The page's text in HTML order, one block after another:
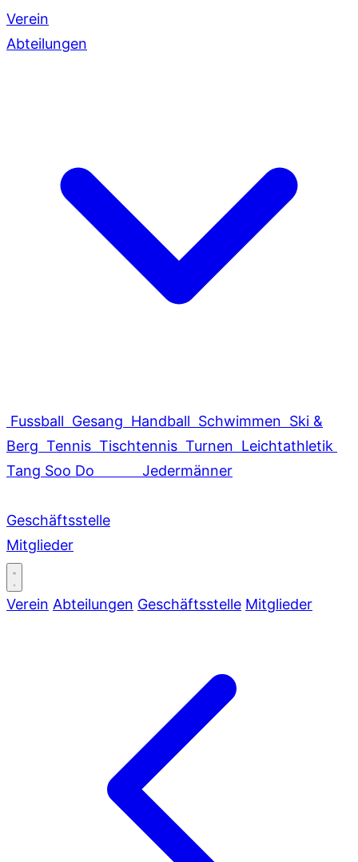
Verein
Abteilungen
Fussball Gesang Handball Schwimmen Ski &
Berg Tennis Tischtennis Turnen Leichtathletik
Tang Soo Do
Jedermänner
Geschäftsstelle
Mitglieder
Verein Abteilungen Geschäftsstelle Mitglieder